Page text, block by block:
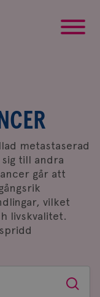
metastaserad
till andra
går att
vilket
livskvalitet.
Sök